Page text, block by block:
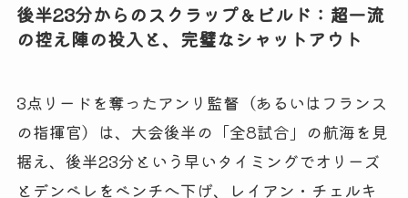
後半23分からのスクラップ＆ビルド：超一流
の控え陣の投入と、完璧なシャットアウト
3点リードを奪ったアンリ監督（あるいはフランス
の指揮官）は、大会後半の「全8試合」の航海を見
据え、後半23分という早いタイミングでオリーズ
とデンベレをベンチへ下げ、レイアン・チェルキ